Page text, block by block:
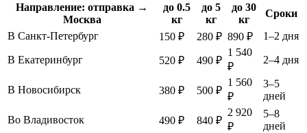
Направление: отправка →
Москва
до 0.5
кг
до 5
кг
до 30
кг
Сроки
В Санкт-Петербург
150 ₽ 280 ₽ 890 ₽ 1–2 дня
В Екатеринбург 520 ₽ 490 ₽
1 540
₽
2–4 дня
В Новосибирск 380 ₽ 500 ₽
1 560
₽
3–5
дней
Во Владивосток 490 ₽ 840 ₽
2 920
₽
5–8
дней